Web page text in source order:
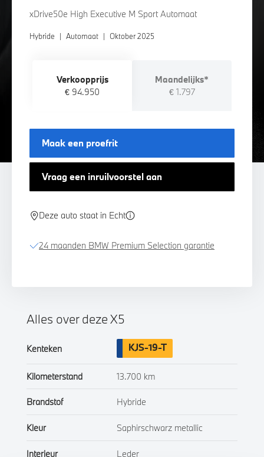
xDrive50e High Executive M Sport Automaat
Hybride | Automaat | Oktober 2025
Verkoopprijs
€ 94.950
Maandelijks*
€ 1.797
Maak een proefrit
Vraag een inruilvoorstel aan
Deze auto staat in Echt
24 maanden BMW Premium Selection garantie
Alles over deze X5
Kenteken KJS-19-T
Kilometerstand 13.700 km
Brandstof Hybride
Kleur Saphirschwarz metallic
Interieur Leder